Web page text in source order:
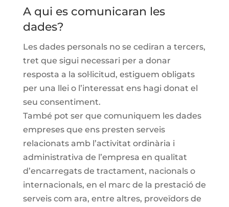
A qui es comunicaran les
dades?
Les dades personals no se cediran a tercers,
tret que sigui necessari per a donar
resposta a la sol·licitud, estiguem obligats
per una llei o l’interessat ens hagi donat el
seu consentiment.
També pot ser que comuniquem les dades
empreses que ens presten serveis
relacionats amb l’activitat ordinària i
administrativa de l’empresa en qualitat
d’encarregats de tractament, nacionals o
internacionals, en el marc de la prestació de
serveis com ara, entre altres, proveïdors de